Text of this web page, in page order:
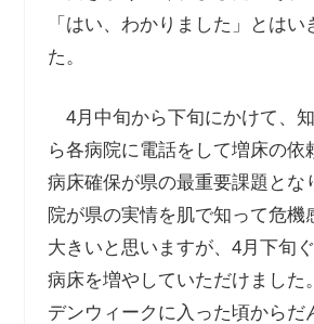
「はい、わかりました」とはい
た。
4月中旬から下旬にかけて、
ら各病院に電話をして増床の依
病床確保が県の最重要課題とな
院が県の実情を肌で知って危機
大きいと思いますが、4月下旬
病床を増やしていただけました
デンウィークに入った頃からだ